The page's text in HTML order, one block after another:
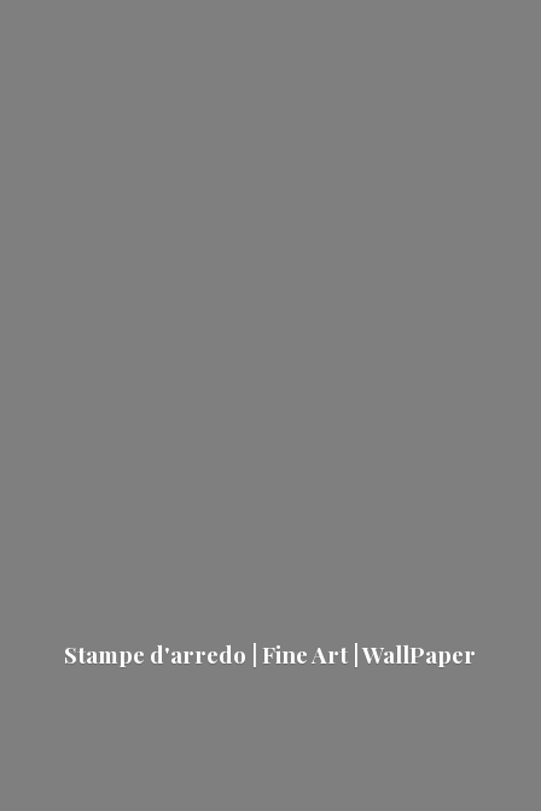
Stampe d'arredo | Fine Art | WallPaper